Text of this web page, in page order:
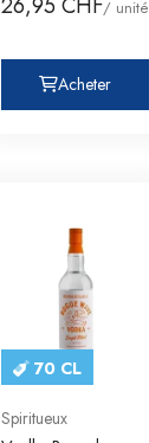
/ unité
Acheter
70 CL
Spiritueux